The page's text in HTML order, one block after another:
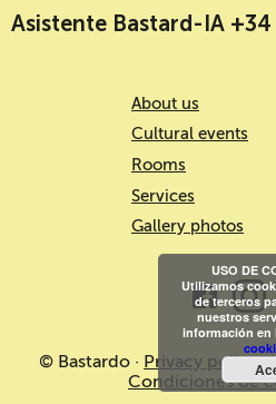
Asistente Bastard-IA +34
About us
Cultural events
Rooms
Services
Gallery photos
© Bastardo · Privacy policy·
Condiciones de
USO DE
Utilizamos
de terceros
nuestros
información en